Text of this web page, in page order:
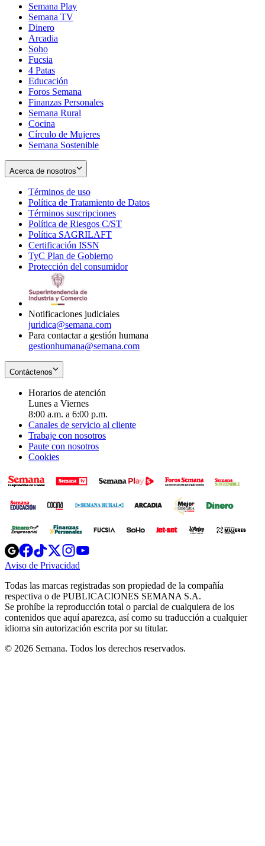
Semana Play
Semana TV
Dinero
Arcadia
Soho
in
new
window
Fucsia
in
new
window
4 Patas
Educación
Foros Semana
Finanzas Personales
Semana Rural
Cocina
Círculo de Mujeres
Semana Sostenible
Acerca de nosotros
Términos de uso
in
new
window
Política de Tratamiento de Datos
Términos suscripciones
in
Política de Riesgos C/ST
Política SAGRILAFT
new
window
Certificación ISSN
in
new
TyC Plan de Gobierno
in
Protección del consumidorOpens
Notificaciones judiciales
juridica@semana.com
Para contactar a gestión humana
gestionhumana@semana.com
Contáctenos
Horarios de atención
Lunes a Viernes
8:00 a.m. a 6:00 p.m.
Canales de servicio al cliente
Trabaje con nosotros
Paute con nosotros
Cookies
Opens
in
new
Opens
in
new
Opens
in
new
window
Opens
new
windowwindow
Aviso de Privacidad
new
window
Todas las marcas registradas son propiedad de la compañía
respectiva o de PUBLICACIONES SEMANA S.A.
Se prohíbe la reproducción total o parcial de cualquiera de los
contenidos que aquí aparezca, así como su traducción a cualquier
idioma sin autorización escrita por su titular.
© 2026 Semana. Todos los derechos reservados.